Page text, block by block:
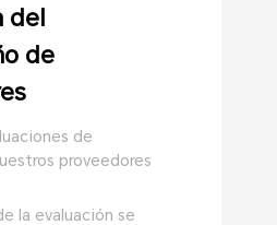
del
de
de
proveedores
la evaluación se